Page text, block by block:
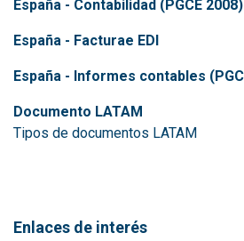
España - Contabilidad (PGCE 2008)
España - Facturae EDI
España - Informes contables
Documento LATAM
Tipos de documentos LATAM
Enlaces de interés